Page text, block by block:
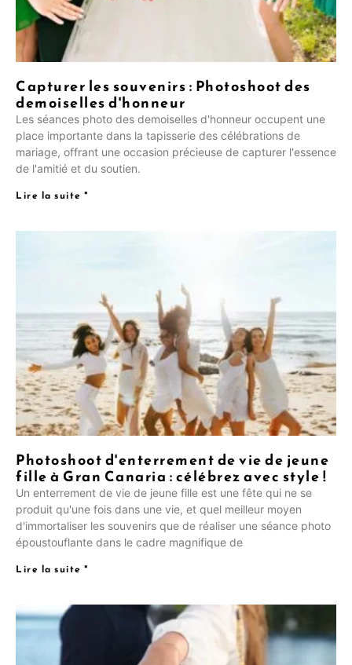
Capturer les souvenirs : Photoshoot des
demoiselles d'honneur
Les séances photo des demoiselles d'honneur occupent une
place importante dans la tapisserie des célébrations de
mariage, offrant une occasion précieuse de capturer l'essence
de l'amitié et du soutien.
Lire la suite "
Photoshoot d'enterrement de vie de jeune
fille à Gran Canaria : célébrez avec style !
Un enterrement de vie de jeune fille est une fête qui ne se
produit qu'une fois dans une vie, et quel meilleur moyen
d'immortaliser les souvenirs que de réaliser une séance photo
époustouflante dans le cadre magnifique de
Lire la suite "